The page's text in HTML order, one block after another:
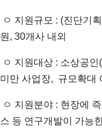
ㅇ 지원규모 : (진단기
원, 30개사 내외
ㅇ 지원대상 : 소상공
미만 사업장, 규모확대
ㅇ 지원분야 : 현장에
스 등 연구개발이 가능